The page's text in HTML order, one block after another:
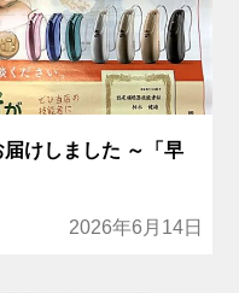
けしました ～「早
2026年6月14日